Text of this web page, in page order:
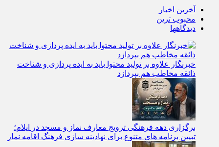
آخرین اخبار
محبوب ترین
دیدگاهها
خبرنگار علاوه بر تولید محتوا باید به ایده‌ پردازی و شناخت
ذائقه مخاطب هم بپردازد
برگزاری دهه فرهنگی ترویج معارف نماز و مسجد در ایلام؛
تبیین برنامه‌ های متنوع برای نهادینه‌ سازی فرهنگ اقامه نماز